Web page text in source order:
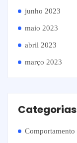
junho 2023
maio 2023
abril 2023
março 2023
Categorias
Comportamento